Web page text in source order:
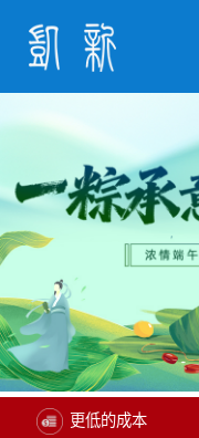
更低的成本